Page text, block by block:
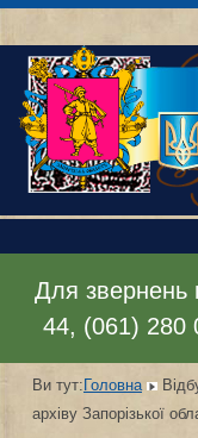
Для звернень
44, (061) 280
Ви тут:Головна
архіву Запорізької